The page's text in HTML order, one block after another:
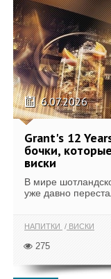
6.07.2026
Grant's 12
бочки,
виски
В мире
уже давно
НАПИТКИ ВИСКИ
275